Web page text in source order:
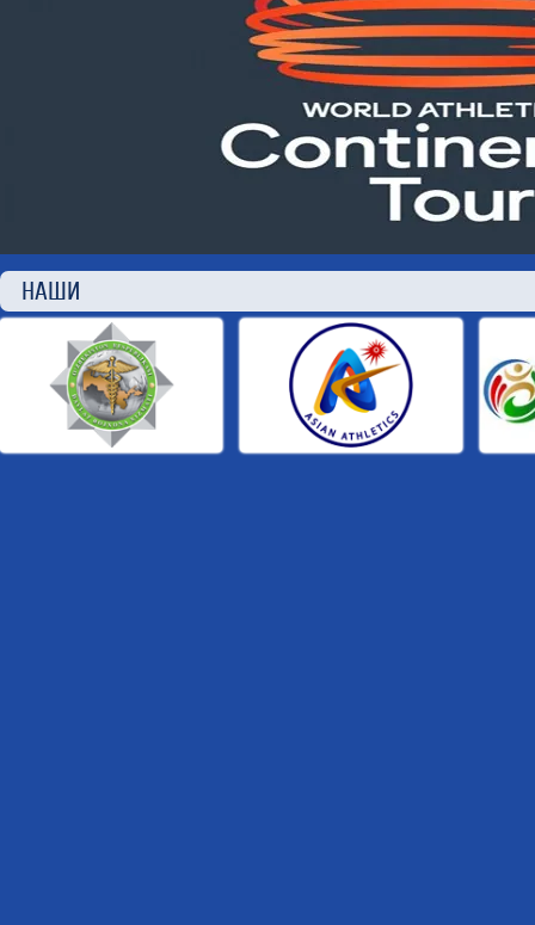
НАШИ